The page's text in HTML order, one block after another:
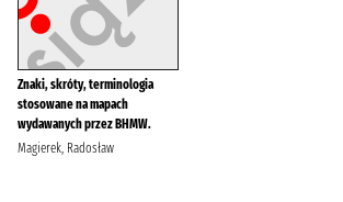
Znaki, skróty, terminologia
stosowane na mapach
wydawanych przez BHMW.
Magierek, Radosław